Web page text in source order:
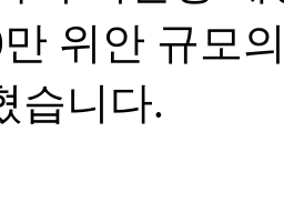
만 위안 규모
습니다.